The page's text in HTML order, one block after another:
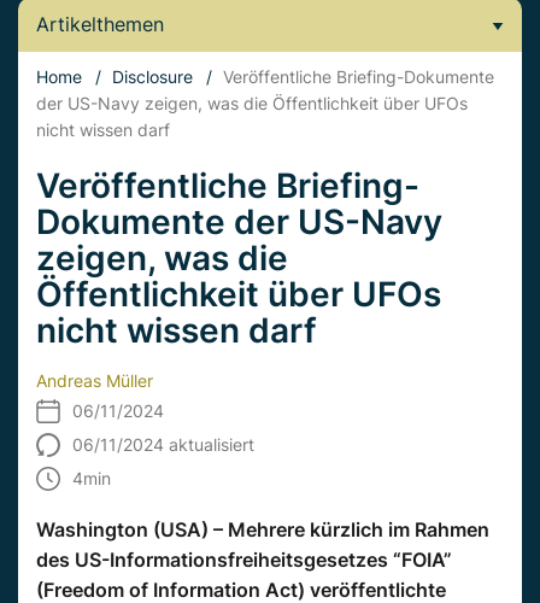
Artikelthemen
Home / Disclosure / Veröffentliche Briefing-Dokumente
der US-Navy zeigen, was die Öffentlichkeit über UFOs
nicht wissen darf
Veröffentliche Briefing-
Dokumente der US-Navy
zeigen, was die
Öffentlichkeit über UFOs
nicht wissen darf
Andreas Müller
06/11/2024
06/11/2024 aktualisiert
4min
Washington (USA) – Mehrere kürzlich im Rahmen
des US-Informationsfreiheitsgesetzes “FOIA”
(Freedom of Information Act) veröffentlichte